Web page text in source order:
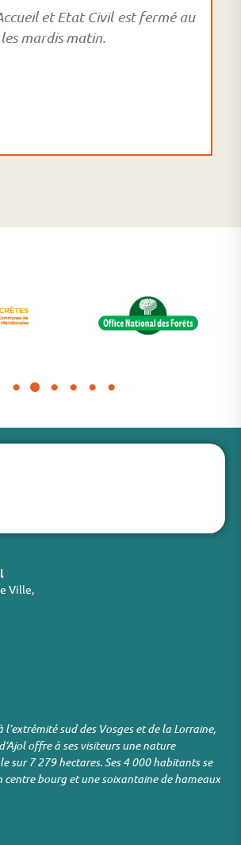
et Etat Civil est fermé au
mardis matin.
Ville,
sud des Vosges et de la Lorraine,
offre à ses visiteurs une nature
sur 7 279 hectares. Ses 4 000 habitants se
centre bourg et une soixantaine de hameaux